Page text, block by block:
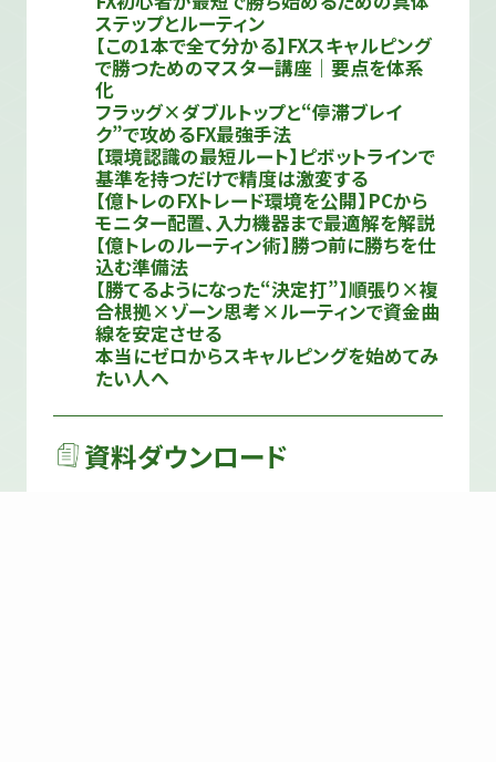
ステップとルーティン
【この1本で全て分かる】FXスキャルピング
で勝つためのマスター講座｜要点を体系
化
フラッグ×ダブルトップと“停滞ブレイ
ク”で攻めるFX最強手法
【環境認識の最短ルート】ピボットラインで
基準を持つだけで精度は激変する
【億トレのFXトレード環境を公開】PCから
モニター配置、入力機器まで最適解を解説
【億トレのルーティン術】勝つ前に勝ちを仕
込む準備法
【勝てるようになった“決定打”】順張り×複
合根拠×ゾーン思考×ルーティンで資金曲
線を安定させる
本当にゼロからスキャルピングを始めてみ
たい人へ
資料ダウンロード